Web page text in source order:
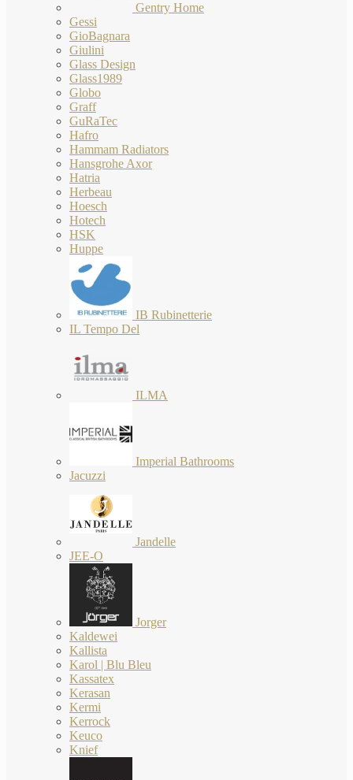
Gentry Home
Gessi
GioBagnara
Giulini
Glass Design
Glass1989
Globo
Graff
GuRaTec
Hafro
Hammam Radiators
Hansgrohe Axor
Hatria
Herbeau
Hoesch
Hotech
HSK
Huppe
IB Rubinetterie
IL Tempo Del
ILMA
Imperial Bathrooms
Jacuzzi
Jandelle
JEE-O
Jorger
Kaldewei
Kallista
Karol | Blu Bleu
Kassatex
Kerasan
Kermi
Kerrock
Keuco
Knief